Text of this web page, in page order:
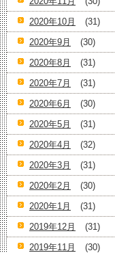
2020年10月
(31)
2020年9月
(30)
2020年8月
(31)
2020年7月
(31)
2020年6月
(30)
2020年5月
(31)
2020年4月
(32)
2020年3月
(31)
2020年2月
(30)
2020年1月
(31)
2019年12月
(31)
2019年11月
(30)